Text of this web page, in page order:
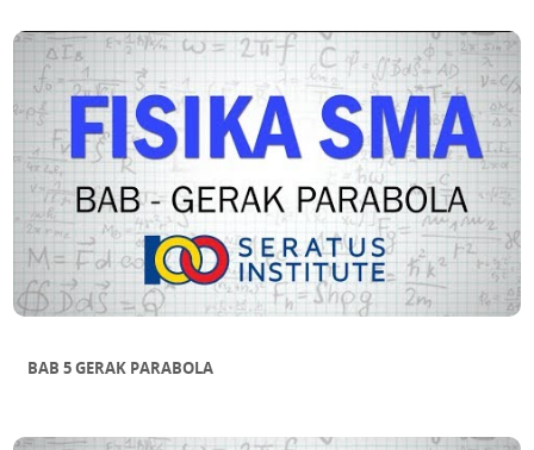
BAB 5 GERAK PARABOLA